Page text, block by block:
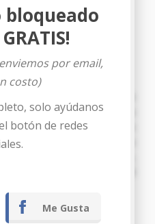
sean agregados
“…………..” bajo la
escrito, junto con los
tenerme como apoderado
y personado en las presentes
…….. de …….. de ………..
bloqueado
por email,
costo)
solo ayúdanos
botón de redes
Me Gusta